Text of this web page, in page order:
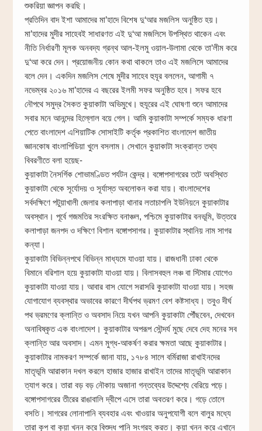
শুকরিয়া জ্ঞাপন করছি।
প্রতিদিন বাদ ইশা আমাদের মা’হাদে বিশেষ দু‘আর মজলিস অনুষ্ঠিত হয়।
মা’হাদের মুদীর সাহেবই সাধারণত এই দু‘আ মজলিসে উপস্থিত থাকেন এবং
নীতি নির্ধারণী মূলক অনবদ্য গ্রন্থ আল-ইলমু ওয়াল-উলামা থেকে তা’লীম করে
দু‘আ করে দেন। প্রয়োজনীয় কোন কথা থাকলে তাও এই মজলিসে আমাদের
বলে দেন। একদিন মজলিস শেষে মুদীর সাহেব হুযূর বললেন, আগামী ৭
নভেম্বর ২০১৬ মা’হাদের এ বছরের ইলমী সফর অনুষ্ঠিত হবে। সফর হবে
নৌপথে সমুদ্র সৈকত কুয়াকাটা অভিমুখে। হুযূরের এই ঘোষণা শুনে আমাদের
সবার মনে আনন্দের হিল্লোল বয়ে গেল। আমি কুয়াকাটা সম্পর্কে সম্যক ধারণা
পেতে বাংলাদেশ এশিয়াটিক সোসাইটি কর্তৃক প্রকাশিত বাংলাদেশ জাতীয়
জ্ঞানকোষ বাংলাপিডিয়া খুলে বসলাম। সেখানে কুয়াকাটা সংক্রান্ত তথ্য
বিবরণীতে বলা হয়েছ-
কুয়াকাটা নৈসর্গিক শোভামণ্ডিত পর্যটন কেন্দ্র। বঙ্গোপসাগরের তটে অবস্থিত
কুয়াকাটা থেকে সূর্যোদয় ও সূর্যাস্ত অবলোকন করা যায়। বাংলাদেশের
সর্বদক্ষিণে পটুয়াখালী জেলার কলাপাড়া থানার লতাচাপলি ইউনিয়নে কুয়াকাটার
অবস্থান। পূর্বে গজমতির সংরক্ষিত বনাঞ্চল, পশ্চিমে কুয়াকাটার বনভূমি, উত্তরে
কলাপাড়া জনপদ ও দক্ষিণে বিশাল বঙ্গোপসাগর। কুয়াকাটার স্থানিয় নাম সাগর
কন্যা।
কুয়াকাটা বিভিন্নপথে বিভিন্ন মাধ্যমে যাওয়া যায়। রাজধানী ঢাকা থেকে
বিমানে বরিশাল হয়ে কুয়াকাটা যাওয়া যায়। বিলাসবহুল লঞ্চ বা স্টিমার যোগেও
কুয়াকাটা যাওয়া যায়। আবার বাস যোগে সরাসরি কুয়াকাটা যাওয়া যায়। সহজ
যোগাযোগ ব্যবস্থার অভাবের কারণে দীর্ঘপথ ভ্রমণ বেশ কষ্টসাধ্য। তবুও দীর্ঘ
পথ ভ্রমণের ক্লান্তি ও অবসাদ নিয়ে যখন আপনি কুয়াকাটা পৌঁছবেন, দেখবেন
অনাবিষ্কৃত এক বাংলাদেশ। কুয়াকাটার অপরূপ সৌন্দর্য মুছে দেবে দেহ মনের সব
ক্লান্তি আর অবসাদ। এমন মুগ্ধ-আকর্ষণ করার ক্ষমতা আছে কুয়াকাটার।
কুয়াকাটার নামকরণ সম্পর্কে জানা যায়, ১৭৮৪ সালে বর্মিরাজা রাখাইনদের
মাতৃভূমি আরাকান দখল করলে হাজার হাজার রাখাইন তাদের মাতৃভূমি আরাকান
ত্যাগ করে। তারা বড় বড় নৌকায় অজানা গন্তব্যের উদ্দেশ্যে বেরিয়ে পড়ে।
বঙ্গোপসাগরের তীরের রাঙাবালি দ্বীপে এসে তারা অবতরণ করে। গড়ে তোলে
বসতি। সাগরের লোনাপানি ব্যবহার এবং খাওয়ার অনুপযোগী বলে বালুর মধ্যে
তারা কূপ বা কুয়া খনন করে বিশুদ্ধ পানি সংগ্রহ করত। কুয়া খনন করে এখানে